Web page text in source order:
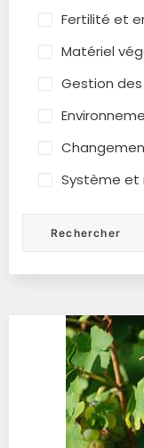
Fertilité et
Matériel
Gestion
Système et